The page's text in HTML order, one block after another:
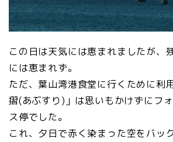
この日は天気には恵まれましたが、
には恵まれず。
ただ、葉山湾港食堂に行くために利
摺(あぶすり)」は思いもかけずにフ
ス停でした。
これ、夕日で赤く染まった空をバッ